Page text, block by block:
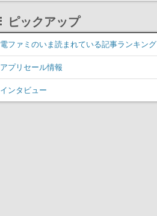
ピックアップ
電ファミのいま読まれている記事ランキング
アプリセール情報
インタビュー